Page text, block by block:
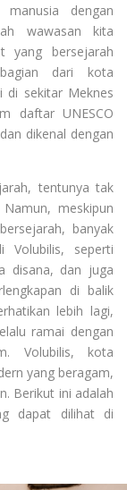
dengan
wawasan kita
yang bersejarah
dari kota
di sekitar Meknes
daftar UNESCO
dikenal dengan
tentunya tak
meskipun
banyak
Volubilis, seperti
disana, dan juga
di balik
lebih lagi,
ramai dengan
Volubilis, kota
yang beragam,
Berikut ini adalah
dapat dilihat di